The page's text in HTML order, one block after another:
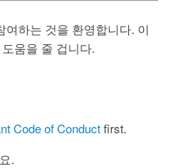
하는 것을 환영합니다. 이
움을 줄 겁니다.
Code of Conductfirst.
.